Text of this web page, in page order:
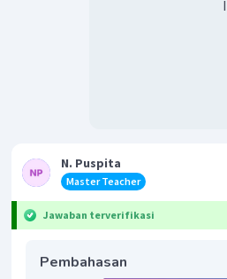
N. Puspita
Master Teacher
Jawaban terverifikasi
Pembahasan